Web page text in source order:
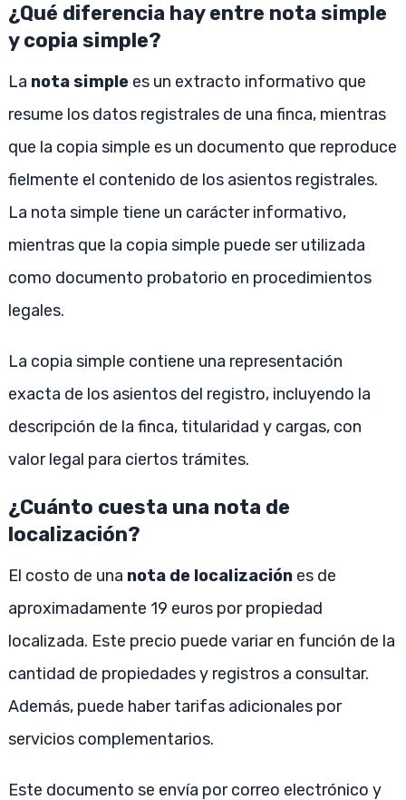
¿Qué diferencia hay entre nota simple
y copia simple?
La nota simplees un extracto informativo que
resume los datos registrales de una finca, mientras
que la copia simple es un documento que reproduce
fielmente el contenido de los asientos registrales.
La nota simple tiene un carácter informativo,
mientras que la copia simple puede ser utilizada
como documento probatorio en procedimientos
legales.
La copia simple contiene una representación
exacta de los asientos del registro, incluyendo la
descripción de la finca, titularidad y cargas, con
valor legal para ciertos trámites.
¿Cuánto cuesta una nota de
localización?
El costo de una nota de localizaciónes de
aproximadamente 19 euros por propiedad
localizada. Este precio puede variar en función de la
cantidad de propiedades y registros a consultar.
Además, puede haber tarifas adicionales por
servicios complementarios.
Este documento se envía por correo electrónico y